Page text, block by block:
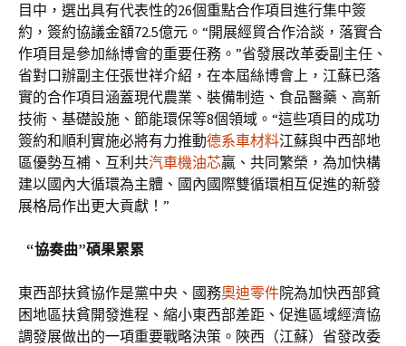
目中，選出具有代表性的26個重點合作項目進行集中簽
約，簽約協議金額72.5億元。“開展經貿合作洽談，落實合
作項目是參加絲博會的重要任務。”省發展改革委副主任、
省對口辦副主任張世祥介紹，在本屆絲博會上，江蘇已落
實的合作項目涵蓋現代農業、裝備制造、食品醫藥、高新
技術、基礎設施、節能環保等8個領域。“這些項目的成功
簽約和順利實施必將有力推動德系車材料江蘇與中西部地
區優勢互補、互利共汽車機油芯贏、共同繁榮，為加快構
建以國內大循環為主體、國內國際雙循環相互促進的新發
展格局作出更大貢獻！”
“協奏曲”碩果累累
東西部扶貧協作是黨中央、國務奧迪零件院為加快西部貧
困地區扶貧開發進程、縮小東西部差距、促進區域經濟協
調發展做出的一項重要戰略決策。陜西（江蘇）省發改委